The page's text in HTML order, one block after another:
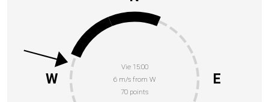
Vie 15:00
6 m/s from W
70 points
E
W